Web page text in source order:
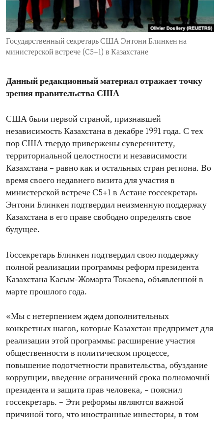
ENVIRONMENT AND HEALTH
IDEALS AND INSTITUTIONS
Государственный секретарь США Энтони Блинкен на
министерской встрече (C5+1) в Казахстане
Данный редакционный материал отражает точку
зрения правительства США
США были первой страной, признавшей
независимость Казахстана в декабре 1991 года. С тех
пор США твердо привержены суверенитету,
территориальной целостности и независимости
Казахстана – равно как и остальных стран региона. Во
время своего недавнего визита для участия в
министерской встрече С5+1 в Астане госсекретарь
Энтони Блинкен подтвердил неизменную поддержку
Казахстана в его праве свободно определять свое
будущее.
Госсекретарь Блинкен подтвердил свою поддержку
полной реализации программы реформ президента
Казахстана Касым-Жомарта Токаева, объявленной в
марте прошлого года.
«Мы с нетерпением ждем дополнительных
конкретных шагов, которые Казахстан предпримет для
реализации этой программы: расширение участия
общественности в политическом процессе,
повышение подотчетности правительства, обуздание
коррупции, введение ограничений срока полномочий
президента и защита прав человека, – пояснил
госсекретарь. – Эти реформы являются важной
причиной того, что иностранные инвесторы, в том